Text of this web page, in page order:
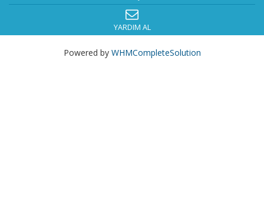
YARDIM AL
Powered by WHMCompleteSolution